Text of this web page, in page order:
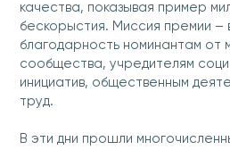
качества, показывая пример
бескорыстия. Миссия премии –
благодарность номинантам от
сообщества, учредителям
инициатив, общественным
труд.
В эти дни прошли